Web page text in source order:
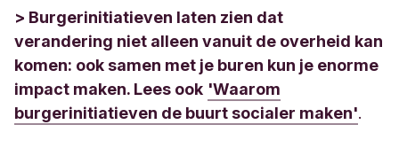
> Burgerinitiatieven laten zien dat
verandering niet alleen vanuit de overheid kan
komen: ook samen met je buren kun je enorme
impact maken. Lees ook 'Waarom
burgerinitiatieven de buurt socialer maken'.